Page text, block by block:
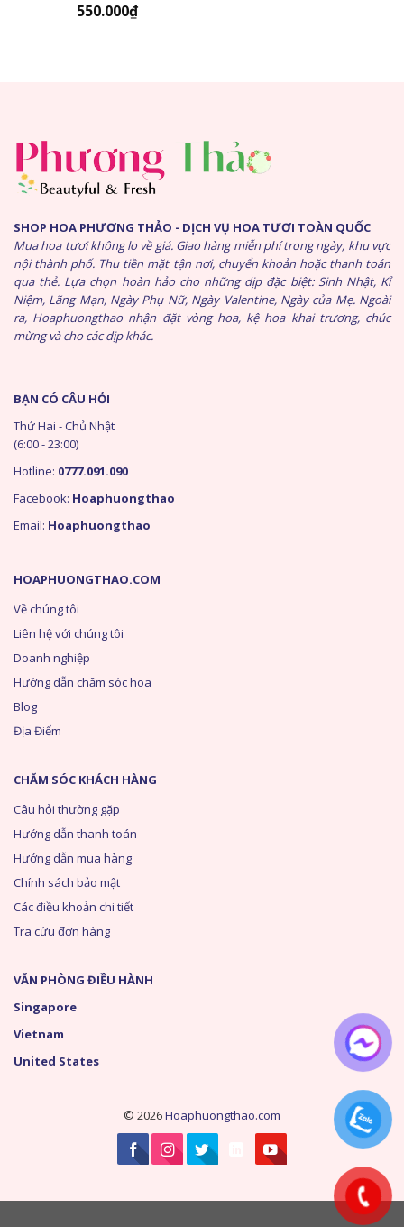
550.000₫
SHOP HOA PHƯƠNG THẢO - DỊCH VỤ HOA TƯƠI TOÀN QUỐC
Mua hoa tươi không lo về giá. Giao hàng miễn phí trong ngày, khu vực
nội thành phố. Thu tiền mặt tận nơi, chuyển khoản hoặc thanh toán
qua thẻ. Lựa chọn hoàn hảo cho những dịp đặc biệt: Sinh Nhật, Kỉ
Niệm, Lãng Mạn, Ngày Phụ Nữ, Ngày Valentine, Ngày của Mẹ. Ngoài
ra, Hoaphuongthao nhận đặt vòng hoa, kệ hoa khai trương, chúc
mừng và cho các dịp khác.
HOAPHUONGTHAO.COM
Về chúng tôi
Liên hệ với chúng tôi
Doanh nghiệp
Hướng dẫn chăm sóc hoa
Blog
Địa Điểm
CHĂM SÓC KHÁCH HÀNG
Câu hỏi thường gặp
Hướng dẫn thanh toán
Hướng dẫn mua hàng
Chính sách bảo mật
Các điều khoản chi tiết
Tra cứu đơn hàng
BẠN CÓ CÂU HỎI
Thứ Hai - Chủ Nhật
(6:00 - 23:00)
Hotline: 0777.091.090
Facebook: Hoaphuongthao
Email: Hoaphuongthao
VĂN PHÒNG ĐIỀU HÀNH
Singapore
Vietnam
United States
© 2026Hoaphuongthao.com